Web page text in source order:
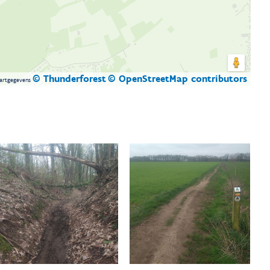
© Thunderforest© OpenStreetMap contributors